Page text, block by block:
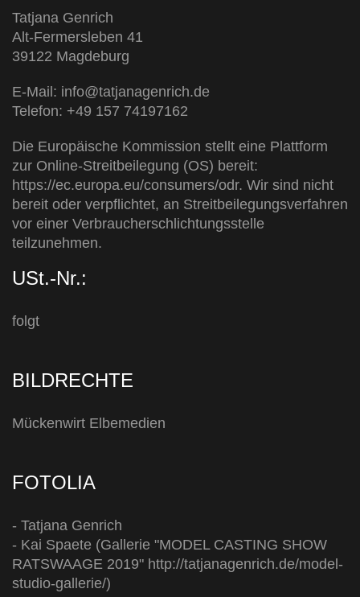
Tatjana Genrich
Alt-Fermersleben 41
39122 Magdeburg
E-Mail: info@tatjanagenrich.de
Telefon: +49 157 74197162
Die Europäische Kommission stellt eine Plattform
zur Online-Streitbeilegung (OS) bereit:
https://ec.europa.eu/consumers/odr. Wir sind nicht
bereit oder verpflichtet, an Streitbeilegungsverfahren
vor einer Verbraucherschlichtungsstelle
teilzunehmen.
USt.-Nr.:
folgt
BILDRECHTE
Mückenwirt Elbemedien
FOTOLIA
- Tatjana Genrich
- Kai Spaete (Gallerie "MODEL CASTING SHOW
RATSWAAGE 2019" http://tatjanagenrich.de/model-
studio-gallerie/)